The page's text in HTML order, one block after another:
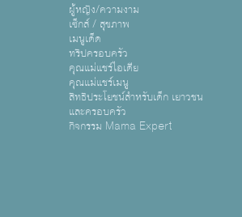
ผู้หญิง/ความงาม
เซ็กส์ / สุขภาพ
เมนูเด็ด
ทริปครอบครัว
คุณแม่แชร์ไอเดีย
คุณแม่แชร์เมนู
สิทธิประโยชน์สำหรับเด็ก เยาวชน
และครอบครัว
กิจกรรม Mama Expert